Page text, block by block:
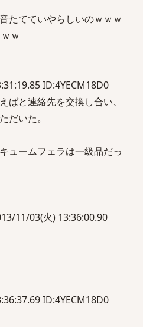
たてていやらしいのｗｗｗ
ｗ
ID:4YECM18D0
ばと連絡先を交換し合い、
だいた。
ュームフェラは一級品だっ
11/03(火) 13:36:00.90
ID:4YECM18D0